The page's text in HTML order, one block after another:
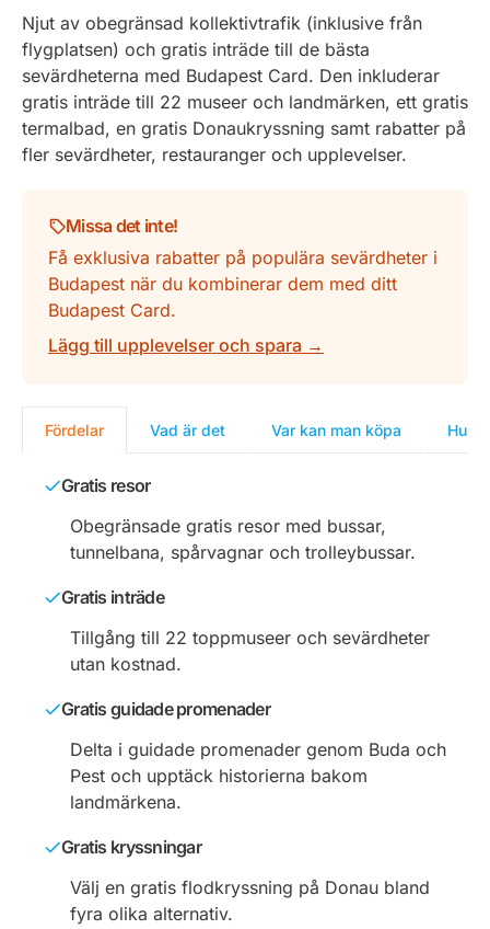
Njut av obegränsad kollektivtrafik (inklusive från
flygplatsen) och gratis inträde till de bästa
sevärdheterna med Budapest Card. Den inkluderar
gratis inträde till 22 museer och landmärken, ett gratis
termalbad, en gratis Donaukryssning samt rabatter på
fler sevärdheter, restauranger och upplevelser.
Missa det inte!
Få exklusiva rabatter på populära sevärdheter i
Budapest när du kombinerar dem med ditt
Budapest Card.
Lägg till upplevelser och spara →
Fördelar Vad är det Var kan man köpa Hur
Gratis resor
Obegränsade gratis resor med bussar,
tunnelbana, spårvagnar och trolleybussar.
Gratis inträde
Tillgång till 22 toppmuseer och sevärdheter
utan kostnad.
Gratis guidade promenader
Delta i guidade promenader genom Buda och
Pest och upptäck historierna bakom
landmärkena.
Gratis kryssningar
Välj en gratis flodkryssning på Donau bland
fyra olika alternativ.